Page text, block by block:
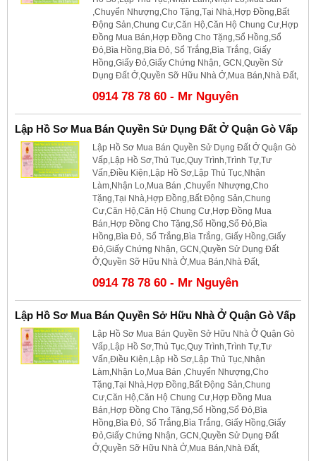
,Chuyển Nhượng,Cho Tặng,Tại Nhà,Hợp Đồng,Bất
Động Sản,Chung Cư,Căn Hộ,Căn Hộ Chung Cư,Hợp
Đồng Mua Bán,Hợp Đồng Cho Tặng,Sổ Hồng,Sổ
Đỏ,Bìa Hồng,Bìa Đỏ, Sổ Trắng,Bìa Trắng, Giấy
Hồng,Giấy Đỏ,Giấy Chứng Nhận, GCN,Quyền Sử
Dụng Đất Ở,Quyền Sỡ Hữu Nhà Ở,Mua Bán,Nhà Đất,
0914 78 78 60 - Mr Nguyên
Lập Hồ Sơ Mua Bán Quyền Sử Dụng Đất Ở Quận Gò Vấp
Lập Hồ Sơ Mua Bán Quyền Sử Dụng Đất Ở Quận Gò
Vấp,Lập Hồ Sơ,Thủ Tục,Quy Trình,Trình Tự,Tư
Vấn,Điều Kiện,Lập Hồ Sơ,Lập Thủ Tục,Nhận
Làm,Nhận Lo,Mua Bán ,Chuyển Nhượng,Cho
Tặng,Tại Nhà,Hợp Đồng,Bất Động Sản,Chung
Cư,Căn Hộ,Căn Hộ Chung Cư,Hợp Đồng Mua
Bán,Hợp Đồng Cho Tặng,Sổ Hồng,Sổ Đỏ,Bìa
Hồng,Bìa Đỏ, Sổ Trắng,Bìa Trắng, Giấy Hồng,Giấy
Đỏ,Giấy Chứng Nhận, GCN,Quyền Sử Dụng Đất
Ở,Quyền Sỡ Hữu Nhà Ở,Mua Bán,Nhà Đất,
0914 78 78 60 - Mr Nguyên
Lập Hồ Sơ Mua Bán Quyền Sở Hữu Nhà Ở Quận Gò Vấp
Lập Hồ Sơ Mua Bán Quyền Sở Hữu Nhà Ở Quận Gò
Vấp,Lập Hồ Sơ,Thủ Tục,Quy Trình,Trình Tự,Tư
Vấn,Điều Kiện,Lập Hồ Sơ,Lập Thủ Tục,Nhận
Làm,Nhận Lo,Mua Bán ,Chuyển Nhượng,Cho
Tặng,Tại Nhà,Hợp Đồng,Bất Động Sản,Chung
Cư,Căn Hộ,Căn Hộ Chung Cư,Hợp Đồng Mua
Bán,Hợp Đồng Cho Tặng,Sổ Hồng,Sổ Đỏ,Bìa
Hồng,Bìa Đỏ, Sổ Trắng,Bìa Trắng, Giấy Hồng,Giấy
Đỏ,Giấy Chứng Nhận, GCN,Quyền Sử Dụng Đất
Ở,Quyền Sỡ Hữu Nhà Ở,Mua Bán,Nhà Đất,